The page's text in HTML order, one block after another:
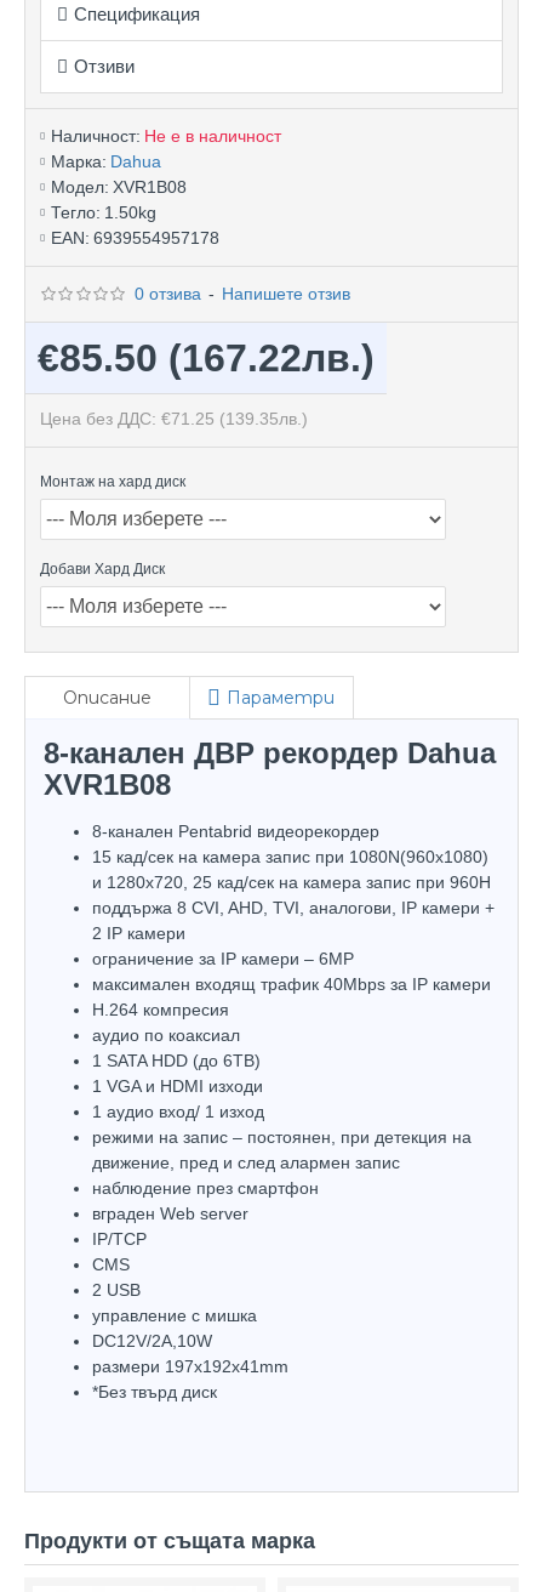
Спецификация
Отзиви
Наличност: Не е в наличност
Марка: Dahua
Модел: XVR1B08
Тегло: 1.50kg
EAN: 6939554957178
0 отзива - Напишете отзив
€85.50 (167.22лв.)
Цена без ДДС: €71.25 (139.35лв.)
Монтаж на хард диск
Добави Хард Диск
Описание Параметри
8-канален ДВР рекордер Dahua
XVR1B08
8-канален Pentabrid видеорекордер
15 кад/сек на камера запис при 1080N(960х1080)
и 1280x720, 25 кад/сек на камера запис при 960H
поддържа 8 CVI, AHD, TVI, аналогови, IP камери +
2 IP камери
ограничение за IP камери – 6МP
максимален входящ трафик 40Mbps за IP камери
H.264 компресия
аудио по коаксиал
1 SATA HDD (до 6TB)
1 VGA и HDMI изходи
1 аудио вход/ 1 изход
режими на запис – постоянен, при детекция на
движение, пред и след алармен запис
наблюдение през смартфон
вграден Web server
IP/TCP
CMS
2 USB
управление с мишка
DC12V/2A,10W
размери 197x192х41mm
*Без твърд диск
Продукти от същата марка